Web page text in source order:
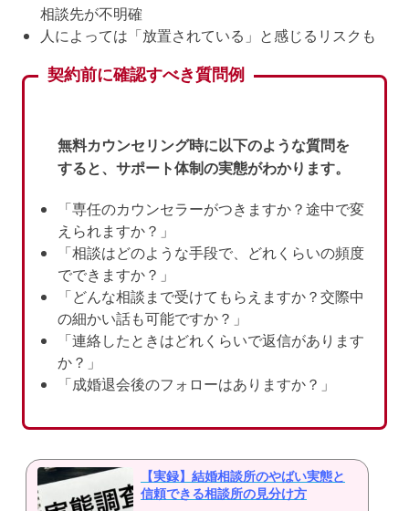
相談先が不明確
人によっては「放置されている」と感じるリスクも
契約前に確認すべき質問例
無料カウンセリング時に以下のような質問を
すると、サポート体制の実態がわかります。
「専任のカウンセラーがつきますか？途中で変
えられますか？」
「相談はどのような手段で、どれくらいの頻度
でできますか？」
「どんな相談まで受けてもらえますか？交際中
の細かい話も可能ですか？」
「連絡したときはどれくらいで返信があります
か？」
「成婚退会後のフォローはありますか？」
【実録】結婚相談所のやばい実態と
信頼できる相談所の見分け方